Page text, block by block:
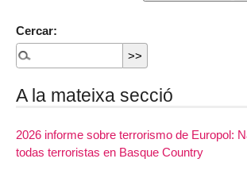
Cercar:
A la mateixa secció
2026 informe sobre terrorismo de Europol:
todas terroristas en Basque Country